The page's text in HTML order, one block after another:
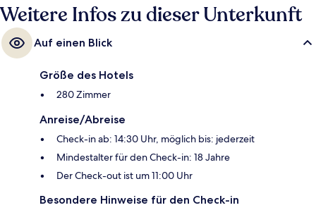
Weitere Infos zu dieser Unterkunft
Auf einen Blick
Größe des Hotels
280 Zimmer
Anreise/Abreise
Check-in ab: 14:30 Uhr, möglich bis: jederzeit
Mindestalter für den Check-in: 18 Jahre
Der Check-out ist um 11:00 Uhr
Besondere Hinweise für den Check-in